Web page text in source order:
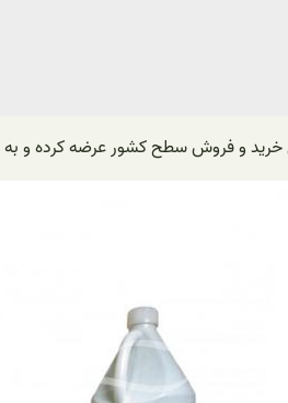
و فروش سطح کشور عرضه کرده و